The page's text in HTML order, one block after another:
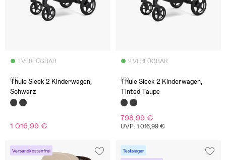
1 VERFÜGBAR
(0)
Thule Sleek 2 Kinderwagen,
Schwarz
1 016,99 €
2 VERFÜGBAR
(0)
Thule Sleek 2 Kinderwagen,
Tinted Taupe
798,99 €
UVP: 1 016,99 €
Versandkostenfrei Testsieger